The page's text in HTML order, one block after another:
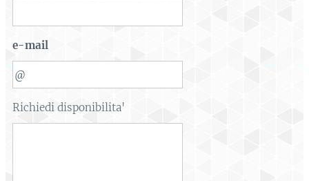
e-mail
Richiedi disponibilita'